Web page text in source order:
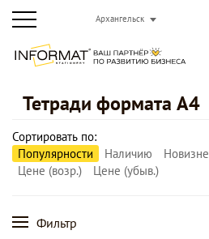
Архангельск
Тетради формата А4
Сортировать по:
Популярности
Наличию Новизне
Цене (возр.)
Цене (убыв.)
Фильтр